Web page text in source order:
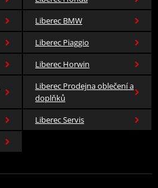
Liberec BMW
Liberec Piaggio
Liberec Horwin
Liberec Prodejna oblečení a
doplňků
Liberec Servis